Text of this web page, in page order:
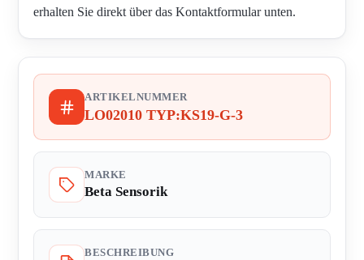
erhalten Sie direkt über das Kontaktformular unten.
ARTIKELNUMMER
LO02010 TYP:KS19-G-3
MARKE
Beta Sensorik
BESCHREIBUNG